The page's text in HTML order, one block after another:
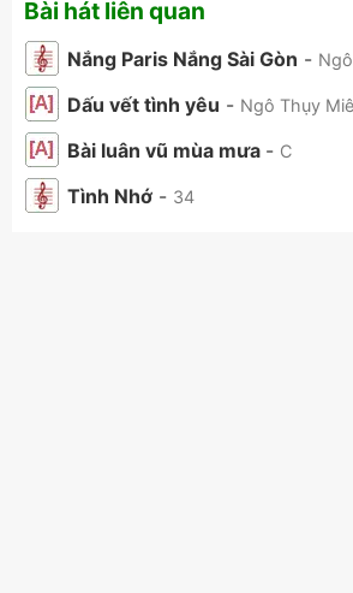
Bài hát liên quan
Nắng Paris Nắng Sài Gòn -
Dấu vết tình yêu - Ngô Thụy
Bài luân vũ mùa mưa - C
Tình Nhớ - 34